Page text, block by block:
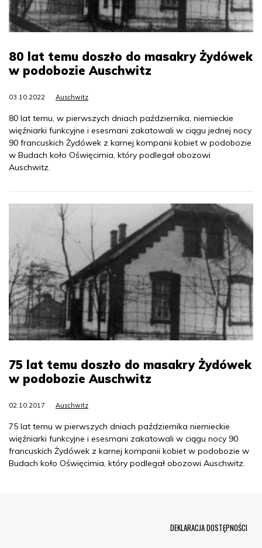
80 lat temu doszło do masakry Żydówek
w podobozie Auschwitz
03.10.2022 Auschwitz
80 lat temu, w pierwszych dniach października, niemieckie
więźniarki funkcyjne i esesmani zakatowali w ciągu jednej nocy
90 francuskich Żydówek z karnej kompanii kobiet w podobozie
w Budach koło Oświęcimia, który podlegał obozowi
Auschwitz.
75 lat temu doszło do masakry Żydówek
w podobozie Auschwitz
02.10.2017 Auschwitz
75 lat temu w pierwszych dniach października niemieckie
więźniarki funkcyjne i esesmani zakatowali w ciągu nocy 90
francuskich Żydówek z karnej kompanii kobiet w podobozie w
Budach koło Oświęcimia, który podlegał obozowi Auschwitz.
DEKLARACJA DOSTĘPNOŚCI